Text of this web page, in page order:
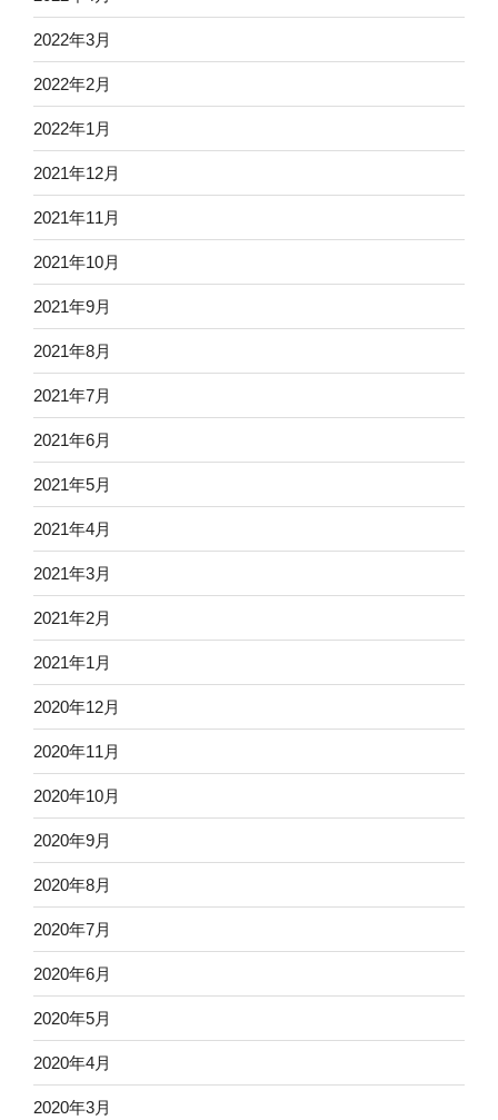
2022年3月
2022年2月
2022年1月
2021年12月
2021年11月
2021年10月
2021年9月
2021年8月
2021年7月
2021年6月
2021年5月
2021年4月
2021年3月
2021年2月
2021年1月
2020年12月
2020年11月
2020年10月
2020年9月
2020年8月
2020年7月
2020年6月
2020年5月
2020年4月
2020年3月